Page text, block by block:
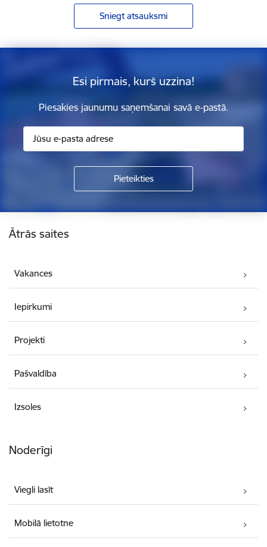
Sniegt atsauksmi
Esi pirmais, kurš uzzina!
Piesakies jaunumu saņemšanai savā e-pastā.
Ātrās saites
Vakances
Iepirkumi
Projekti
Pašvaldība
Izsoles
Noderīgi
Viegli lasīt
Mobilā lietotne